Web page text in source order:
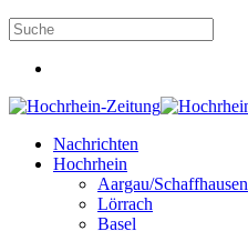
Nachrichten
Hochrhein
Aargau/Schaffhausen
Lörrach
Basel